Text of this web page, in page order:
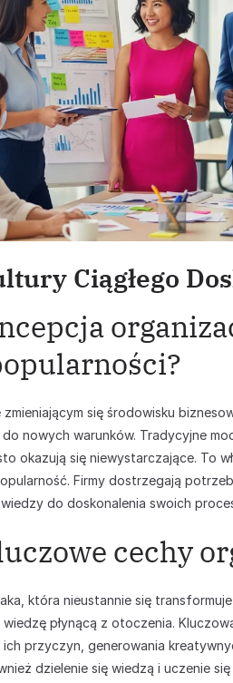
Ciągłego
się środowisku
nowych warunków. Tradycyjne
okazują się niewystarczające. To
Firmy dostrzegają
do doskonalenia swoich
cechy
która nieustannie się
płynącą z otoczenia.
przyczyn, generowania
dzielenie się wiedzą i uczenie